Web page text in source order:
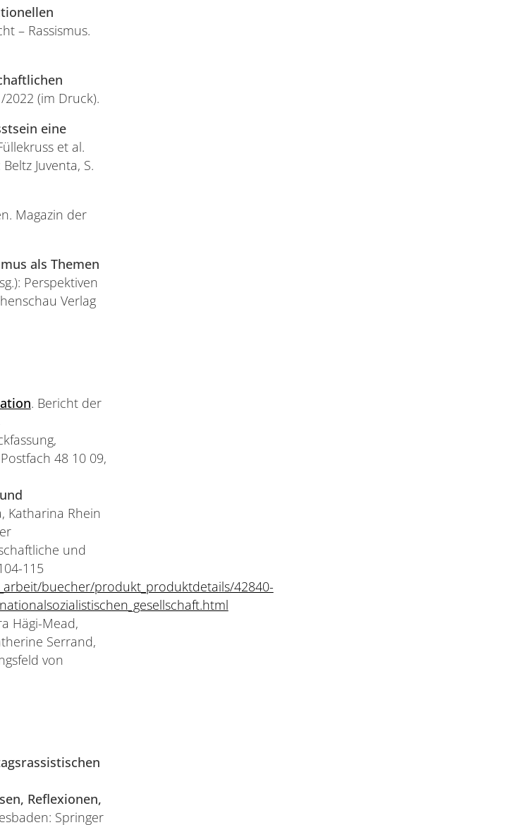
– Rassismus.
(im Druck).
eine
et al.
Juventa, S.
Magazin der
als Themen
Perspektiven
Verlag
. Bericht der
48 10 09,
Katharina Rhein
und
115
buecher/produkt_produktdetails/42840-
Hägi-Mead,
Serrand,
von
Reflexionen,
Springer